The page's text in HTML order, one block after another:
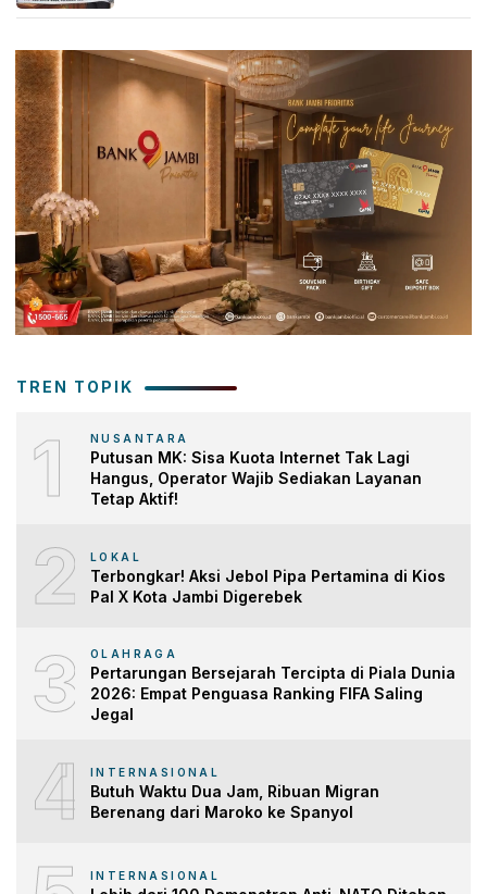
TREN TOPIK
1 NUSANTARA
Putusan MK: Sisa Kuota Internet Tak Lagi
Hangus, Operator Wajib Sediakan Layanan
Tetap Aktif!
2 LOKAL
Terbongkar! Aksi Jebol Pipa Pertamina di Kios
Pal X Kota Jambi Digerebek
3 OLAHRAGA
Pertarungan Bersejarah Tercipta di Piala Dunia
2026: Empat Penguasa Ranking FIFA Saling
Jegal
4 INTERNASIONAL
Butuh Waktu Dua Jam, Ribuan Migran
Berenang dari Maroko ke Spanyol
INTERNASIONAL